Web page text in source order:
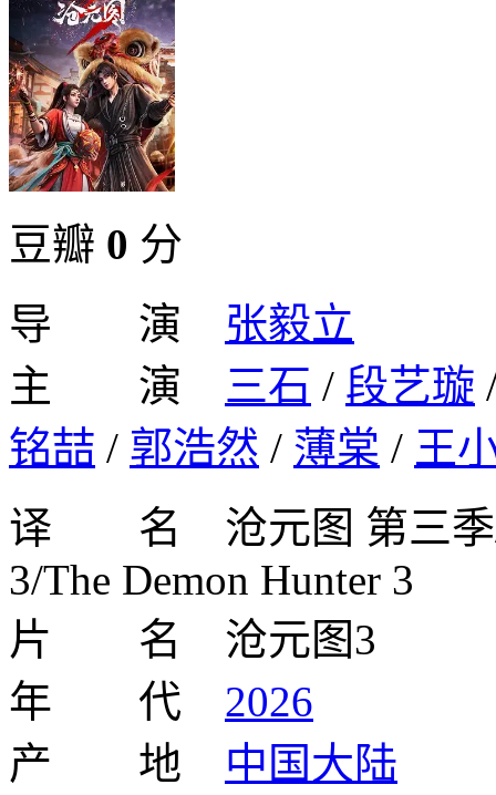
豆瓣 0 分
导 演 张毅立
主 演 三石 / 段艺璇
铭喆 / 郭浩然 / 薄棠 / 王
译 名 沧元图 第三季/
3/The Demon Hunter 3
片 名 沧元图3
年 代 2026
产 地 中国大陆